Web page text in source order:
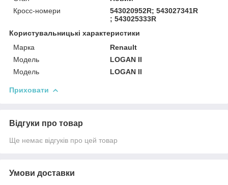
Кросс-номери
543020952R; 543027341R
; 543025333R
Користувальницькі характеристики
Марка
Renault
Модель
LOGAN II
Мoдель
LOGAN II
Приховати
Відгуки про товар
Ще немає відгуків про цей товар
Умови доставки